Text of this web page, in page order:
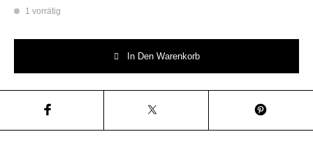
1 vorrätig
In Den Warenkorb